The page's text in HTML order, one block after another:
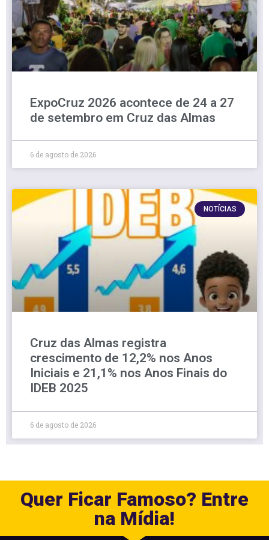
ExpoCruz 2026 acontece de 24 a 27
de setembro em Cruz das Almas
6 de agosto de 2026
NOTÍCIAS
Cruz das Almas registra
crescimento de 12,2% nos Anos
Iniciais e 21,1% nos Anos Finais do
IDEB 2025
6 de agosto de 2026
Quer Ficar Famoso? Entre
na Mídia!